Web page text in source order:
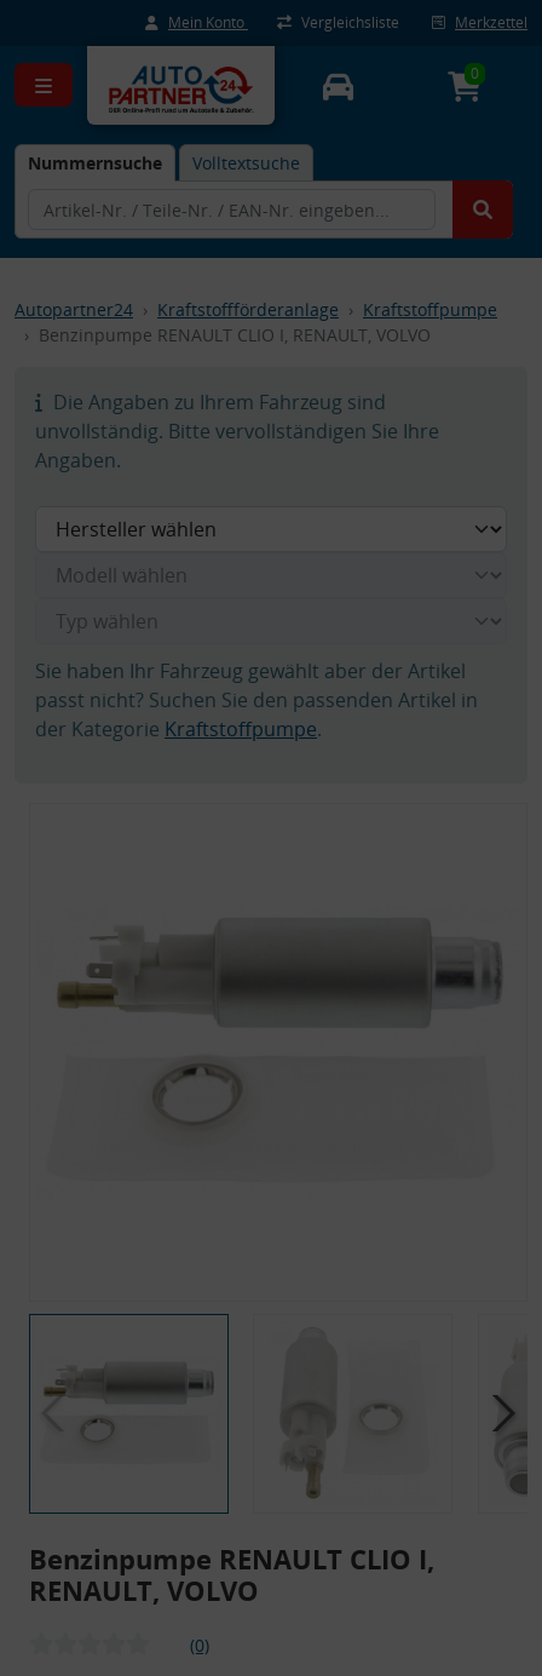
Mein Konto Vergleichsliste Merkzettel
Nummernsuche Volltextsuche
0
Autopartner24 Kraftstoffförderanlage
Kraftstoffpumpe
Benzinpumpe RENAULT CLIO I, RENAULT, VOLVO
Die Angaben zu Ihrem Fahrzeug sind
unvollständig. Bitte vervollständigen Sie Ihre
Angaben.
Sie haben Ihr Fahrzeug gewählt aber der Artikel
passt nicht? Suchen Sie den passenden Artikel in
der Kategorie Kraftstoffpumpe.
Benzinpumpe RENAULT CLIO I,
RENAULT, VOLVO
(0)